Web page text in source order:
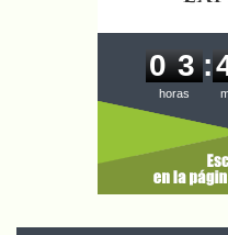
0
0
3
3
horas
: